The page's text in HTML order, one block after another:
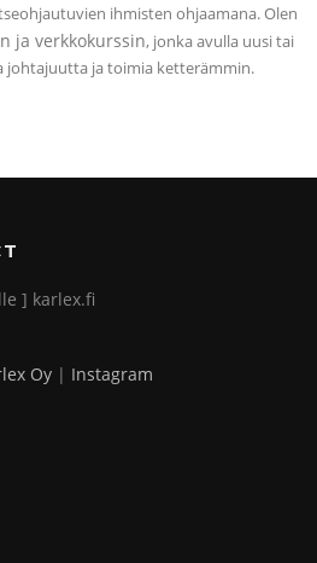
ihmisten ohjaamana. Olen
ja verkkokurssin, jonka avulla uusi tai
johtajuutta ja toimia ketterämmin.
] karlex.fi
Oy | Instagram